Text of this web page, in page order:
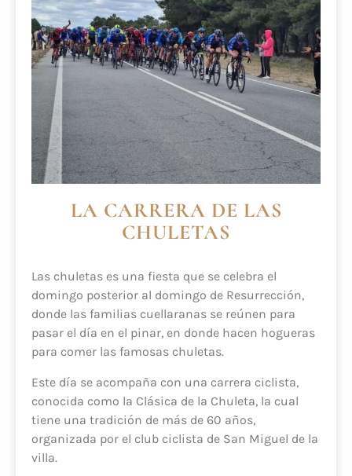
LA CARRERA DE LAS
CHULETAS
Las chuletas es una fiesta que se celebra el
domingo posterior al domingo de Resurrección,
donde las familias cuellaranas se reúnen para
pasar el día en el pinar, en donde hacen hogueras
para comer las famosas chuletas.
Este día se acompaña con una carrera ciclista,
conocida como la Clásica de la Chuleta, la cual
tiene una tradición de más de 60 años,
organizada por el club ciclista de San Miguel de la
villa.